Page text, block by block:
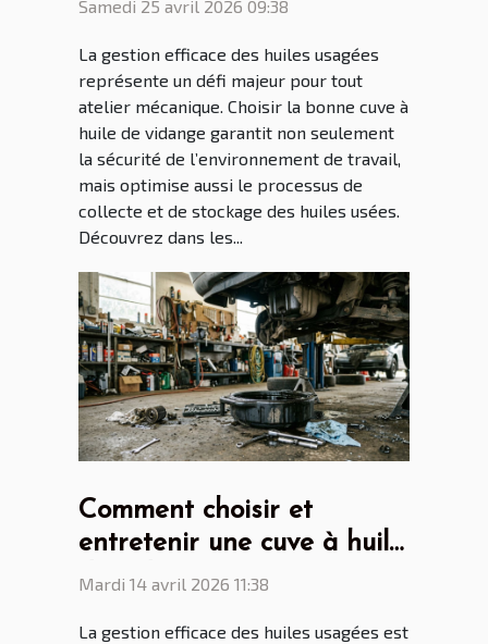
Samedi 25 avril 2026 09:38
La gestion efficace des huiles usagées
représente un défi majeur pour tout
atelier mécanique. Choisir la bonne cuve à
huile de vidange garantit non seulement
la sécurité de l’environnement de travail,
mais optimise aussi le processus de
collecte et de stockage des huiles usées.
Découvrez dans les...
Comment choisir et
entretenir une cuve à huile
de vidange pour son
Mardi 14 avril 2026 11:38
La gestion efficace des huiles usagées est